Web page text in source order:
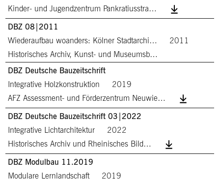
Kinder- und Jugendzentrum Pankratiusstra…
DBZ 08|2011
Wiederaufbau woanders: Kölner Stadtarchi…
2011
Historisches Archiv, Kunst- und Museumsb…
DBZ Deutsche Bauzeitschrift
Integrative Holzkonstruktion
2019
AFZ Assessment- und Förderzentrum Neuwie…
DBZ Deutsche Bauzeitschrift 03|2022
Integrative Lichtarchitektur
2022
Historisches Archiv und Rheinisches Bild…
DBZ Modulbau 11.2019
Modulare Lernlandschaft
2019